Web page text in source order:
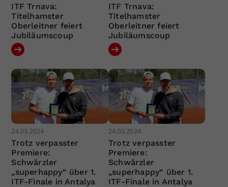
ITF Trnava:
Titelhamster
Oberleitner feiert
Jubiläumscoup
ITF Trnava:
Titelhamster
Oberleitner feiert
Jubiläumscoup
24.03.2024
Trotz verpasster
Premiere:
Schwärzler
„superhappy“ über 1.
ITF-Finale in Antalya
24.03.2024
Trotz verpasster
Premiere:
Schwärzler
„superhappy“ über 1.
ITF-Finale in Antalya